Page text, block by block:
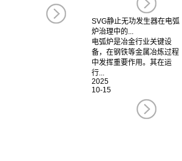
SVG静止无功发生器在电弧
炉治理中的...
电弧炉是冶金行业关键设
备，在钢铁等金属冶炼过程
中发挥重要作用。其在运
行...
2025
10-15